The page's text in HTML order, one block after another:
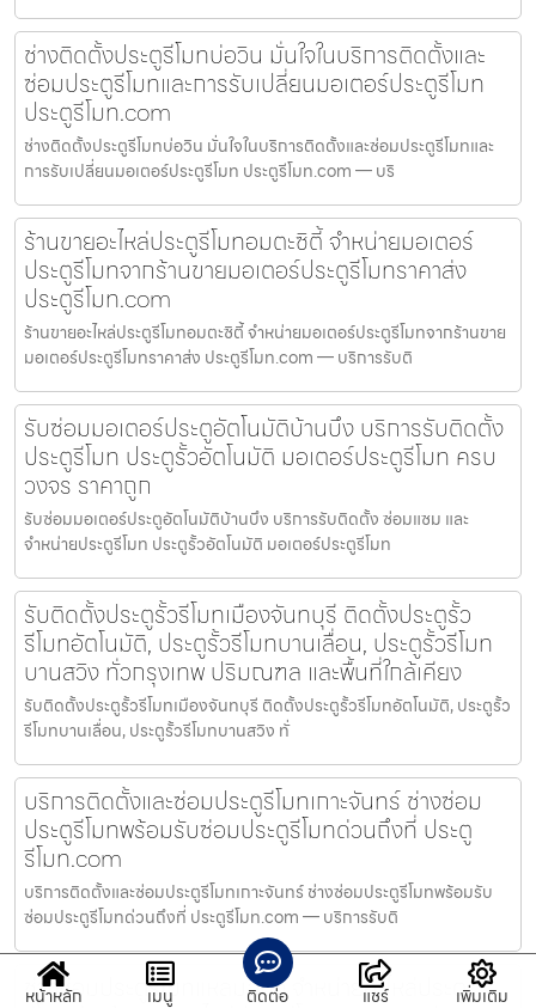
ช่างติดตั้งประตูรีโมทบ่อวิน มั่นใจในบริการติดตั้งและ
ซ่อมประตูรีโมทและการรับเปลี่ยนมอเตอร์ประตูรีโมท
ประตูรีโมท.com
ช่างติดตั้งประตูรีโมทบ่อวิน มั่นใจในบริการติดตั้งและซ่อมประตูรีโมทและ
การรับเปลี่ยนมอเตอร์ประตูรีโมท ประตูรีโมท.com — บริ
ร้านขายอะไหล่ประตูรีโมทอมตะซิตี้ จำหน่ายมอเตอร์
ประตูรีโมทจากร้านขายมอเตอร์ประตูรีโมทราคาส่ง
ประตูรีโมท.com
ร้านขายอะไหล่ประตูรีโมทอมตะซิตี้ จำหน่ายมอเตอร์ประตูรีโมทจากร้านขาย
มอเตอร์ประตูรีโมทราคาส่ง ประตูรีโมท.com — บริการรับติ
รับซ่อมมอเตอร์ประตูอัตโนมัติบ้านบึง บริการรับติดตั้ง
ประตูรีโมท ประตูรั้วอัตโนมัติ มอเตอร์ประตูรีโมท ครบ
วงจร ราคาถูก
รับซ่อมมอเตอร์ประตูอัตโนมัติบ้านบึง บริการรับติดตั้ง ซ่อมแซม และ
จำหน่ายประตูรีโมท ประตูรั้วอัตโนมัติ มอเตอร์ประตูรีโมท
รับติดตั้งประตูรั้วรีโมทเมืองจันทบุรี ติดตั้งประตูรั้ว
รีโมทอัตโนมัติ, ประตูรั้วรีโมทบานเลื่อน, ประตูรั้วรีโมท
บานสวิง ทั่วกรุงเทพ ปริมณฑล และพื้นที่ใกล้เคียง
รับติดตั้งประตูรั้วรีโมทเมืองจันทบุรี ติดตั้งประตูรั้วรีโมทอัตโนมัติ, ประตูรั้ว
รีโมทบานเลื่อน, ประตูรั้วรีโมทบานสวิง ทั่
บริการติดตั้งและซ่อมประตูรีโมทเกาะจันทร์ ช่างซ่อม
ประตูรีโมทพร้อมรับซ่อมประตูรีโมทด่วนถึงที่ ประตู
รีโมท.com
บริการติดตั้งและซ่อมประตูรีโมทเกาะจันทร์ ช่างซ่อมประตูรีโมทพร้อมรับ
ซ่อมประตูรีโมทด่วนถึงที่ ประตูรีโมท.com — บริการรับติ
ช่างซ่อมประตูรีโมทแหลมฉบัง จำหน่ายอะไหล่ประตู
หน้าหลัก เมนู ติดต่อ แชร์ เพิ่มเติม